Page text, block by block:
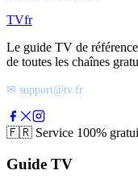
TVfr
Le guide TV de
de toutes les chaînes
✉ support@tv.fr
🇫🇷 Service 100%
Guide TV